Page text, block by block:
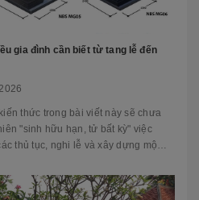
gia đình cần biết từ tang lễ đến
thức trong bài viết này sẽ chưa
"sinh hữu hạn, tử bất kỳ" việc
thủ tục, nghi lễ và xây dựng mộ